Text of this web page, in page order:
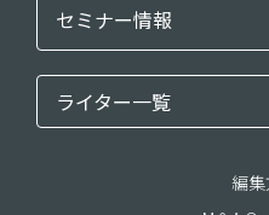
セミナー情報
ライター一覧
編